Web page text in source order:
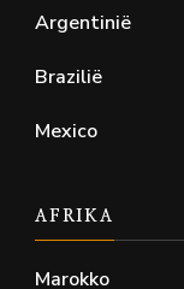
Argentinië
Brazilië
Mexico
AFRIKA
Marokko